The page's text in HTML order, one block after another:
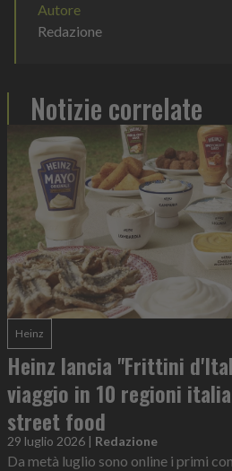
Autore
Redazione
Notizie correlate
Heinz
Heinz lancia "Frittini
viaggio in 10 regioni
street food
29 luglio 2026 | Redazione
Da metà luglio sono online i primi